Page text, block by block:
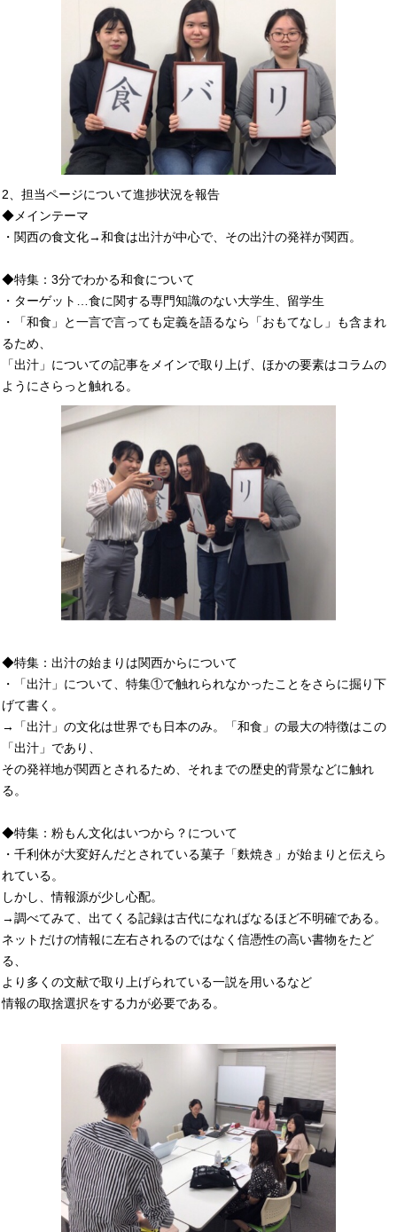
2、担当ページについて進捗状況を報告
◆メインテーマ
・関西の食文化→和食は出汁が中心で、その出汁の発祥が関西。
◆特集：3分でわかる和食について
・ターゲット…食に関する専門知識のない大学生、留学生
・「和食」と一言で言っても定義を語るなら「おもてなし」も含まれ
るため、
「出汁」についての記事をメインで取り上げ、ほかの要素はコラムの
ようにさらっと触れる。
◆特集：出汁の始まりは関西からについて
・「出汁」について、特集①で触れられなかったことをさらに掘り下
げて書く。
→「出汁」の文化は世界でも日本のみ。「和食」の最大の特徴はこの
「出汁」であり、
その発祥地が関西とされるため、それまでの歴史的背景などに触れ
る。
◆特集：粉もん文化はいつから？について
・千利休が大変好んだとされている菓子「麩焼き」が始まりと伝えら
れている。
しかし、情報源が少し心配。
→調べてみて、出てくる記録は古代になればなるほど不明確である。
ネットだけの情報に左右されるのではなく信憑性の高い書物をたど
る、
より多くの文献で取り上げられている一説を用いるなど
情報の取捨選択をする力が必要である。